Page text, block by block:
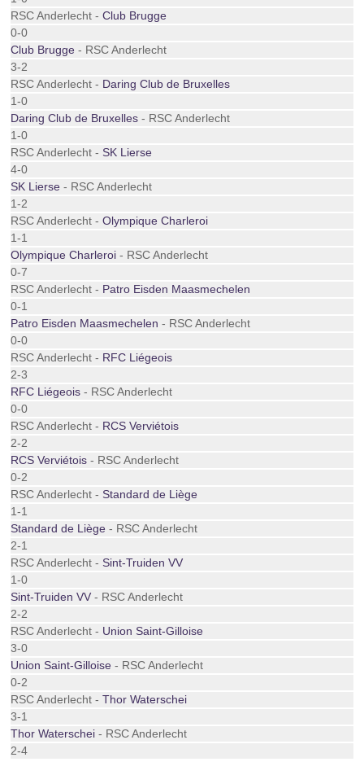
RSC Anderlecht -Club Brugge
0-0
Club Brugge - RSC Anderlecht
3-2
RSC Anderlecht - Daring Club de Bruxelles
1-0
Daring Club de Bruxelles - RSC Anderlecht
1-0
RSC Anderlecht -SK Lierse
4-0
SK Lierse - RSC Anderlecht
1-2
RSC Anderlecht -Olympique Charleroi
1-1
Olympique Charleroi - RSC Anderlecht
0-7
RSC Anderlecht - Patro Eisden Maasmechelen
0-1
Patro Eisden Maasmechelen - RSC Anderlecht
0-0
RSC Anderlecht - RFC Liégeois
2-3
RFC Liégeois - RSC Anderlecht
0-0
RSC Anderlecht - RCS Verviétois
2-2
RCS Verviétois - RSC Anderlecht
0-2
RSC Anderlecht -Standard de Liège
1-1
Standard de Liège - RSC Anderlecht
2-1
RSC Anderlecht -Sint-Truiden VV
1-0
Sint-Truiden VV - RSC Anderlecht
2-2
RSC Anderlecht - Union Saint-Gilloise
3-0
Union Saint-Gilloise - RSC Anderlecht
0-2
RSC Anderlecht -Thor Waterschei
3-1
Thor Waterschei - RSC Anderlecht
2-4